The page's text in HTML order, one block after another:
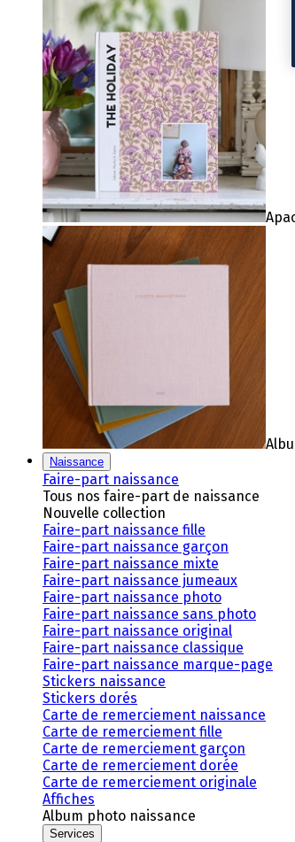
Naissance
Faire-part naissance
Tous nos faire-part de naissance
Nouvelle collection
Faire-part naissance fille
Faire-part naissance garçon
Faire-part naissance mixte
Faire-part naissance jumeaux
Faire-part naissance photo
Faire-part naissance sans photo
Faire-part naissance original
Faire-part naissance classique
Faire-part naissance marque-page
Stickers naissance
Stickers dorés
Carte de remerciement naissance
Carte de remerciement fille
Carte de remerciement garçon
Carte de remerciement dorée
Carte de remerciement originale
Affiches
Album photo naissance
Services